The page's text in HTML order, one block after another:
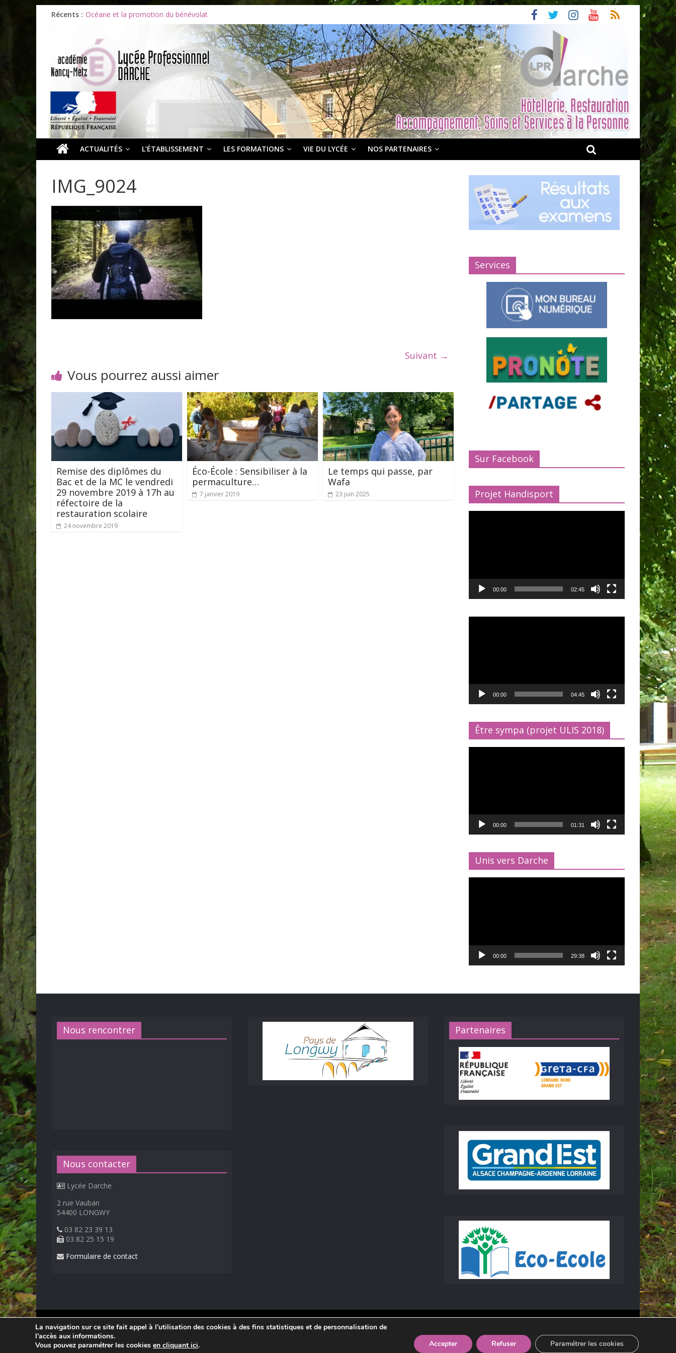
Récents : Les ULiS en haut du podium
Océane et la promotion du bénévolat
Infos rentrée septembre 2026
Soirée d’adieux au Lycée Darche
ACTUALITÉS L’ÉTABLISSEMENT LES FORMATIONS VIE DU LYCÉE NOS PARTENAIRES
IMG_9024
Suivant →
Vous pourrez aussi aimer
Remise des diplômes du
Bac et de la MC le vendredi
29 novembre 2019 à 17h au
réfectoire de la
restauration scolaire
24 novembre 2019
Éco-École : Sensibiliser à la
permaculture…
7 janvier 2019
Le temps qui passe, par
Wafa
23 juin 2025
Services
Sur Facebook
Projet Handisport
00:00 02:45
00:00 04:45
Être sympa (projet ULIS 2018)
00:00 01:31
Unis vers Darche
00:00 29:38
Nous rencontrer
Nous contacter
Lycée Darche
2 rue Vauban
54400 LONGWY
03 82 23 39 13
03 82 25 15 19
Formulaire de contact
Partenaires
© 2026Lycée Professionnel Darche, Longwy.
Réalisation Frédéric AMELLA. Consultez les
La navigation sur ce site fait appel à l'utilisation des cookies à des fins statistiques et de personnalisation de
l'accès aux informations.
Vous pouvez paramétrer les cookies en cliquant ici. Accepter Refuser Paramétrer les cookies